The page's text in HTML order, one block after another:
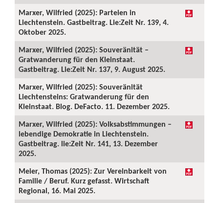
Marxer, Wilfried (2025): Parteien in
Liechtenstein. Gastbeitrag. Lie:Zeit Nr. 139, 4.
Oktober 2025.
Marxer, Wilfried (2025): Souveränität –
Gratwanderung für den Kleinstaat.
Gastbeitrag. Lie:Zeit Nr. 137, 9. August 2025.
Marxer, Wilfried (2025): Souveränität
Liechtensteins: Gratwanderung für den
Kleinstaat. Blog. DeFacto. 11. Dezember 2025.
Marxer, Wilfried (2025): Volksabstimmungen –
lebendige Demokratie in Liechtenstein.
Gastbeitrag. lie:Zeit Nr. 141, 13. Dezember
2025.
Meier, Thomas (2025): Zur Vereinbarkeit von
Familie / Beruf. Kurz gefasst. Wirtschaft
Regional, 16. Mai 2025.